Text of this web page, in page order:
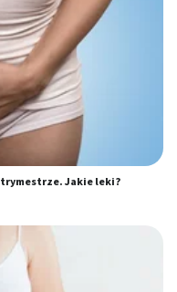
trymestrze. Jakie leki?